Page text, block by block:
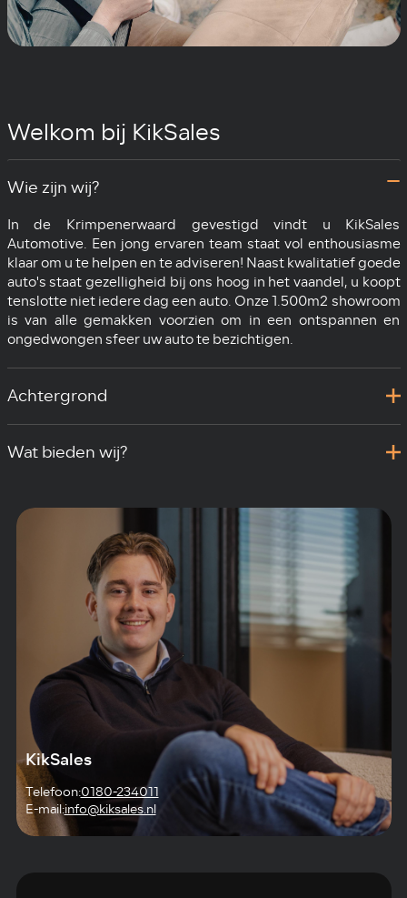
Welkom bij KikSales
Wie zijn wij?
In de Krimpenerwaard gevestigd vindt u KikSales
Automotive. Een jong ervaren team staat vol enthousiasme
klaar om u te helpen en te adviseren! Naast kwalitatief goede
auto's staat gezelligheid bij ons hoog in het vaandel, u koopt
tenslotte niet iedere dag een auto. Onze 1.500m2 showroom
is van alle gemakken voorzien om in een ontspannen en
ongedwongen sfeer uw auto te bezichtigen.
Achtergrond
Wat bieden wij?
KikSales
Telefoon:0180-234011
E-mail:info@kiksales.nl